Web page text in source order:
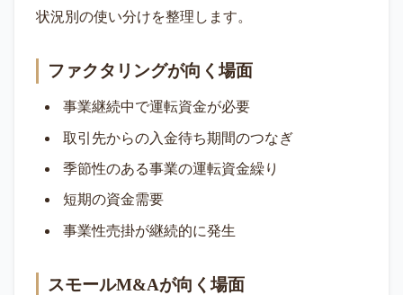
状況別の使い分けを整理します。
ファクタリングが向く場面
事業継続中で運転資金が必要
取引先からの入金待ち期間のつなぎ
季節性のある事業の運転資金繰り
短期の資金需要
事業性売掛が継続的に発生
スモールM&Aが向く場面